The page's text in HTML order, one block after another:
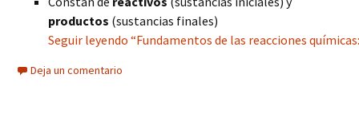
productos (sustancias finales)
Seguir leyendo “Fundamentos de las reacciones
Deja un comentario